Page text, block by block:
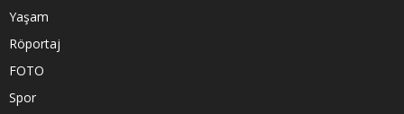
Yaşam
Röportaj
FOTO
Spor